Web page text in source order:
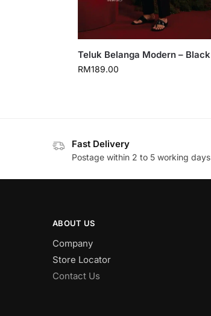
Teluk Belanga Modern – Black
RM189.00
Fast Delivery
Postage within 2 to 5 working days
ABOUT US
Company
Store Locator
Contact Us